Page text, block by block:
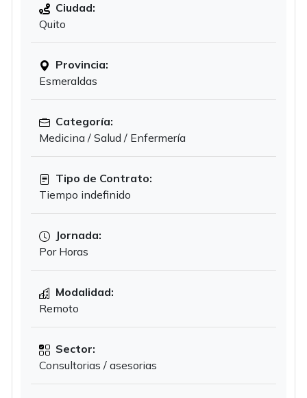
Ciudad:
Quito
Provincia:
Esmeraldas
Categoría:
Medicina / Salud / Enfermería
Tipo de Contrato:
Tiempo indefinido
Jornada:
Por Horas
Modalidad:
Remoto
Sector:
Consultorias / asesorias